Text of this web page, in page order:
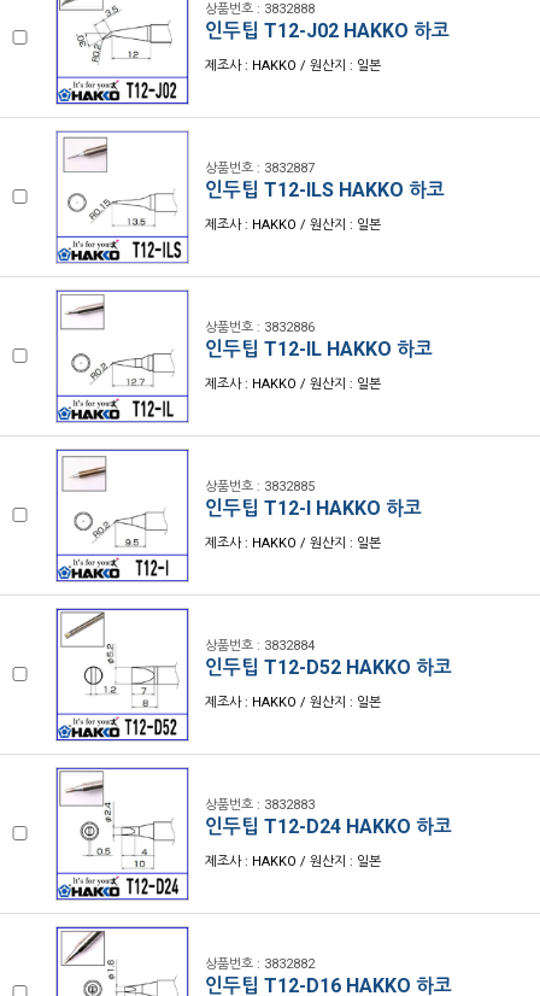
상품번호 : 3832888
인두팁 T12-J02 HAKKO 하코
제조사 : HAKKO / 원산지 : 일본
상품번호 : 3832887
인두팁 T12-ILS HAKKO 하코
제조사 : HAKKO / 원산지 : 일본
상품번호 : 3832886
인두팁 T12-IL HAKKO 하코
제조사 : HAKKO / 원산지 : 일본
상품번호 : 3832885
인두팁 T12-I HAKKO 하코
제조사 : HAKKO / 원산지 : 일본
상품번호 : 3832884
인두팁 T12-D52 HAKKO 하코
제조사 : HAKKO / 원산지 : 일본
상품번호 : 3832883
인두팁 T12-D24 HAKKO 하코
제조사 : HAKKO / 원산지 : 일본
상품번호 : 3832882
인두팁 T12-D16 HAKKO 하코